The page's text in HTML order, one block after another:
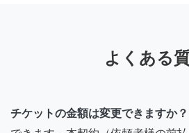
よくある
チケットの金額は変更できますか？